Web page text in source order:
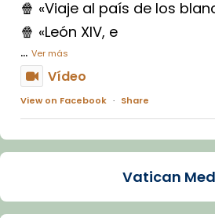
🍿 «Viaje al país de los
🍿 «León XIV, e
... Ver más
Vídeo
View on Facebook · Share
Arquebisbat de
La Carmina va patir
dos mesos, a l'Estadi Lluís
Vatican